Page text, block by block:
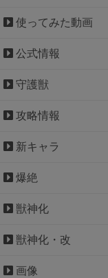
使ってみた動画
公式情報
守護獣
攻略情報
新キャラ
爆絶
獣神化
獣神化・改
画像